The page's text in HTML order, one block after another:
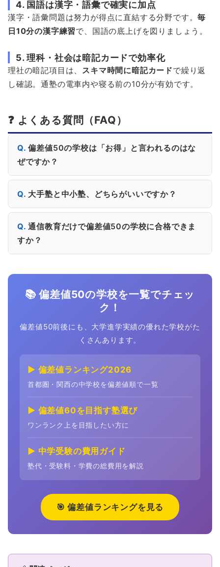
4. 国語は漢字・語彙で確実に加点
漢字・語彙問題は努力が得点に直結する分野です。毎
日10分の漢字練習で、国語の底上げを図りましょう。
5. 理科・社会は暗記カードで効率化
理社の暗記項目は、 スキマ時間に暗記カードで繰り返
し確認。通塾の電車内や寝る前の10分が有効です。
❓ よくある質問（FAQ）
偏差値50の学校は「お得」と言われるのはな
ぜですか？
大手塾と中小塾、どちらがいいですか？
通信教育だけで偏差値50の学校に合格できま
すか？
📚 偏差値50の学校を一覧でチェッ
ク！
偏差値50前後にも、大学進学実績の優れた学校がた
くさんあります。
▶ 偏差値ランキング2026
首都圏・関西の中学校を偏差値順で一覧
▶ 偏差値60を目指す塾選び
ワンランク上を目指したい方に
▶ 中学受験の費用ガイド
塾代・受験料・学費の総費用を解説
🎯 偏差値ランキングを見る